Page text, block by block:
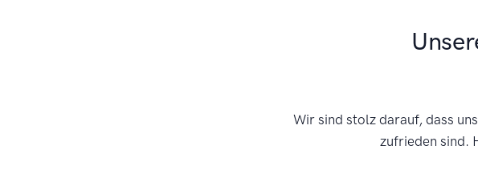
Wir sind stolz darauf, dass
zufrieden sind.